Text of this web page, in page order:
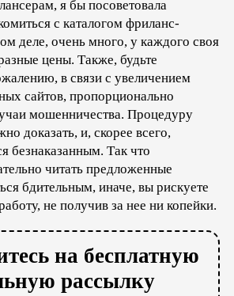
я бы посоветовала
с каталогом фриланс-
деле, очень много, у каждого своя
цены. Также, будьте
в связи с увеличением
сайтов, пропорционально
мошенничества. Процедуру
доказать, и, скорее всего,
безнаказанным. Так что
читать предложенные
бдительным, иначе, вы рискуете
не получив за нее ни копейки.
на бесплатную
рассылку